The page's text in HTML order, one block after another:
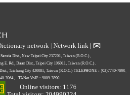
network Network link ✉
Dist., New Taipei City 237201, Taiwan (R.O.C.)、
E. Rd., Daan Dist., Taipei City 106011, Taiwan (R.O.C.)、
Taichung City 420081, Taiwan (R.O.C.) TELEPHONE：(02)7740-7890、
7064、
TANet VoIP：9009-7890
Online visitors: 1176